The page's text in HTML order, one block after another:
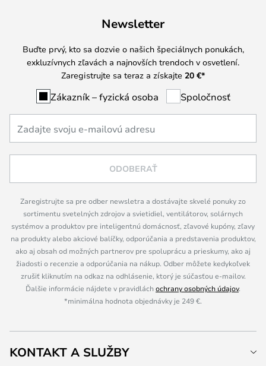
Newsletter
Buďte prvý, kto sa dozvie o našich špeciálnych ponukách,
exkluzívnych zľavách a najnovších trendoch v osvetlení.
Zaregistrujte sa teraz a získajte 20 €*
Zákazník – fyzická osoba Spoločnosť
ODOBERAŤ
Zaregistrujte sa pre odber newsletra a dostávajte skvelé ponuky zo
sortimentu svetelných zdrojov a svietidiel, ventilátorov, solárnych
systémov a produktov pre inteligentnú domácnosť, zľavové kupóny, zľavy
na produkty alebo akciové balíčky, odporúčania a predstavenia produktov,
ako aj obsah od možných partnerov pre spoluprácu a prieskumy, ako aj
žiadosti o recenzie a odporúčania na nákup. Odber môžete kedykoľvek
zrušiť kliknutím na odkaz na odhlásenie, ktorý je súčasťou e-mailov.
Ďalšie informácie nájdete v pravidláchochrany osobných údajov.
*minimálna hodnota objednávky je 249 €.
KONTAKT A SLUŽBY